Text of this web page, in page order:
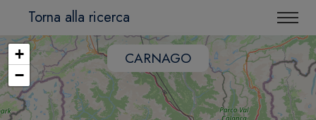
Torna alla ricerca
CARNAGO
+
−